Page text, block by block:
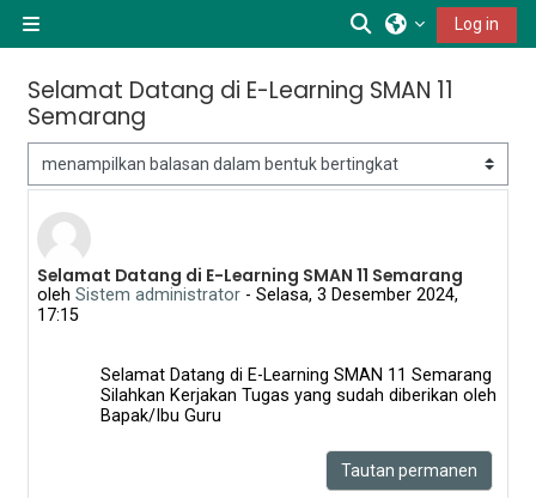
Alihkan input
Log in
Selamat Datang di E-Learning SMAN 11
Semarang
Mode tampilan
Selamat Datang di E-Learning SMAN 11 Semarang
olehSistem administrator -Selasa, 3 Desember 2024,
17:15
Jumlah balasan: 0
Selamat Datang di E-Learning SMAN 11 Semarang
Silahkan Kerjakan Tugas yang sudah diberikan oleh
Bapak/Ibu Guru
Tautan permanen